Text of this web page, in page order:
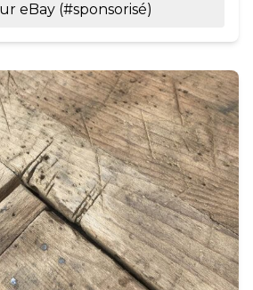
eBay (#sponsorisé)